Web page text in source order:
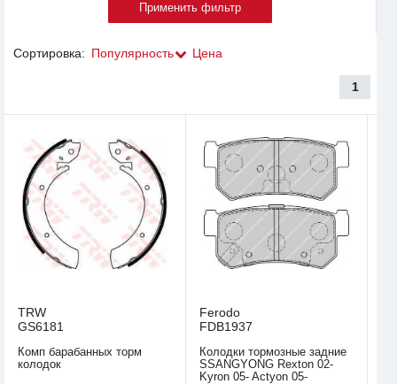
Сортировка: Популярность Цена
1
TRW
GS6181
Комп барабанных торм
колодок
Ferodo
FDB1937
Колодки тормозные задние
SSANGYONG Rexton 02-
Kyron 05- Actyon 05-